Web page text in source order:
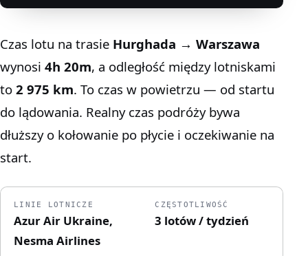
Czas lotu na trasie Hurghada → Warszawa
wynosi 4h 20m, a odległość między lotniskami
to 2 975 km. To czas w powietrzu — od startu
do lądowania. Realny czas podróży bywa
dłuższy o kołowanie po płycie i oczekiwanie na
start.
LINIE LOTNICZE
Azur Air Ukraine,
Nesma Airlines
CZĘSTOTLIWOŚĆ
3 lotów / tydzień